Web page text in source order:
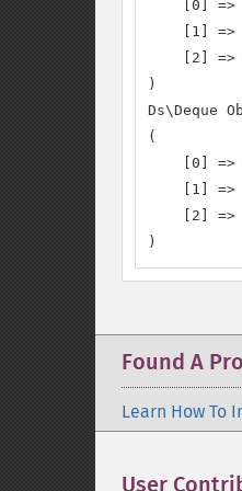
[0] =>
[1] =>
[2] =>
)
Ds\Deque
(
[0] =>
[1] =>
[2] =>
)
Found A
Learn How To
User